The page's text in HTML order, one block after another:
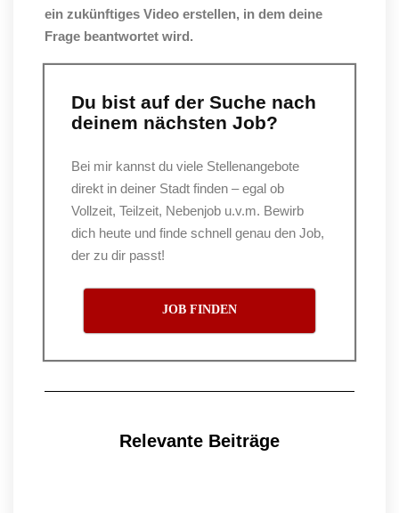
ein zukünftiges Video erstellen, in dem deine
Frage beantwortet wird.
Du bist auf der Suche nach
deinem nächsten Job?
Bei mir kannst du viele Stellenangebote
direkt in deiner Stadt finden – egal ob
Vollzeit, Teilzeit, Nebenjob u.v.m. Bewirb
dich heute und finde schnell genau den Job,
der zu dir passt!
JOB FINDEN
Relevante Beiträge